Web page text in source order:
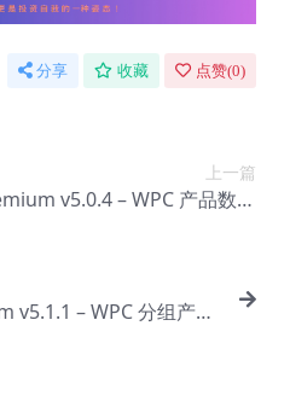
分享 收藏 点赞(0)
上一篇
v​​5.0.4 – WPC 产品数量
– WPC 分组产品